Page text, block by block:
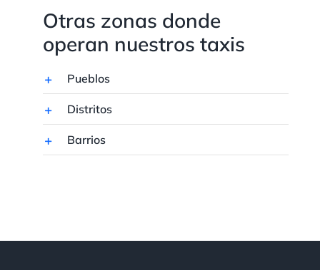
Otras zonas donde
operan nuestros taxis
Pueblos
Distritos
Barrios